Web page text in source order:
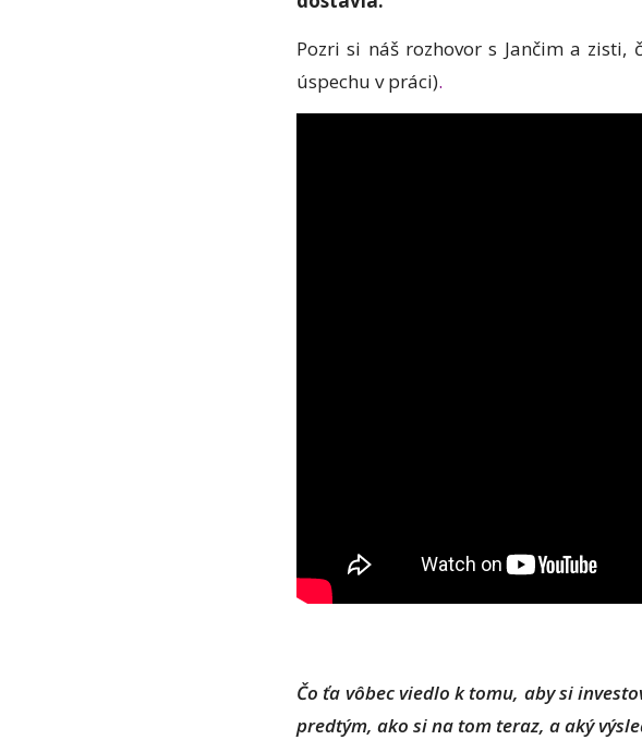
Pozri si náš rozhovor s Jančim a
úspechu v práci).
Čo ťa vôbec viedlo k tomu, aby si
predtým, ako si na tom teraz, a aký